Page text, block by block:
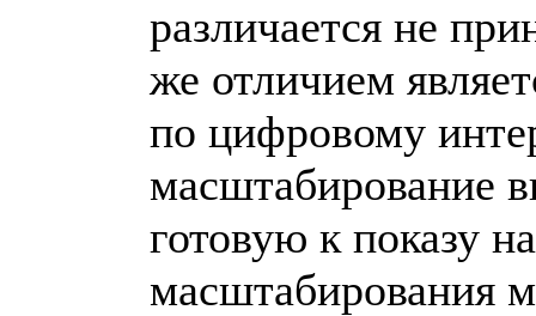
различается не
же отличием
по цифровому
масштабирование
готовую к показу
масштабирования